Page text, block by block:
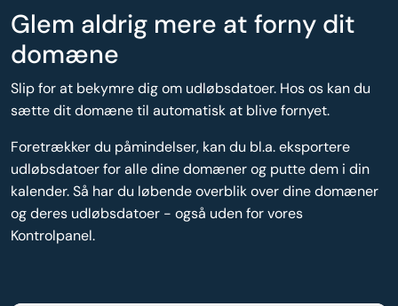
Glem aldrig mere at forny dit
domæne
Slip for at bekymre dig om udløbsdatoer. Hos os kan du
sætte dit domæne til automatisk at blive fornyet.
Foretrækker du påmindelser, kan du bl.a. eksportere
udløbsdatoer for alle dine domæner og putte dem i din
kalender. Så har du løbende overblik over dine domæner
og deres udløbsdatoer - også uden for vores
Kontrolpanel.